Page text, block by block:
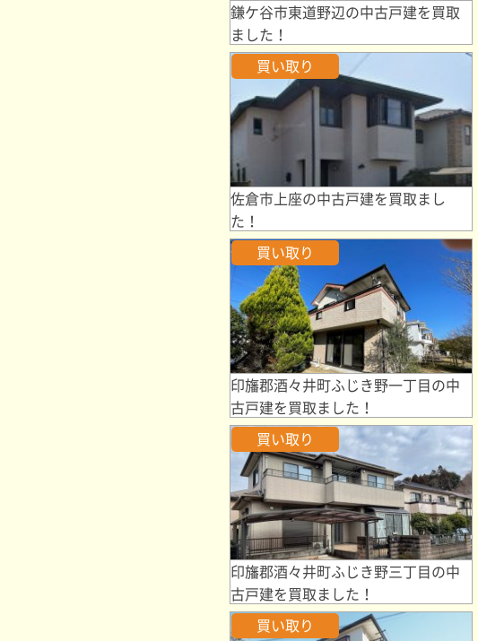
鎌ケ谷市東道野辺の中古戸建を買取
ました！
買い取り
佐倉市上座の中古戸建を買取まし
た！
買い取り
印旛郡酒々井町ふじき野一丁目の中
古戸建を買取ました！
買い取り
印旛郡酒々井町ふじき野三丁目の中
古戸建を買取ました！
買い取り